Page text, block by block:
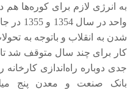
به انرژی لازم برای کوره‌ها
واحد در
شدن به انقلاب و باتوجه به
بانک صنعت و معدن پنج